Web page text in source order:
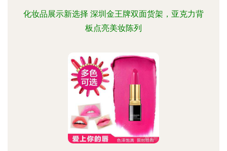
化妆品展示新选择 深圳金王牌双面货架，亚克力背
板点亮美妆陈列